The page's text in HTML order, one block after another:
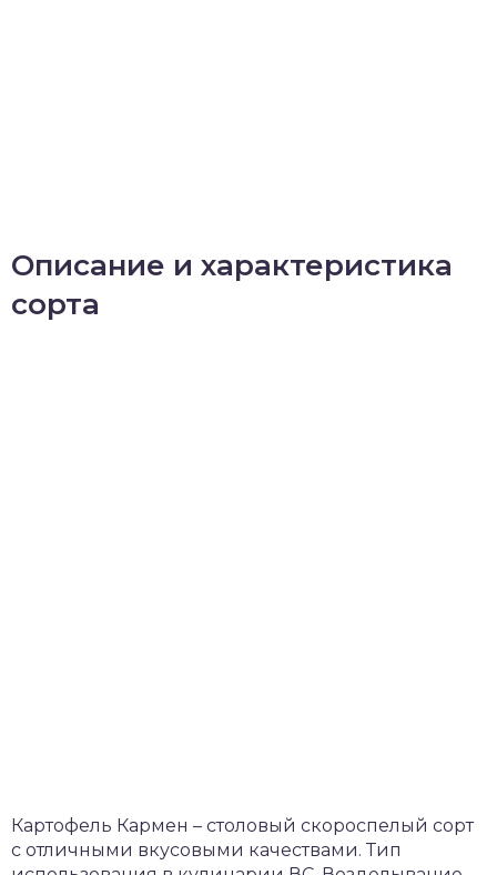
Описание и характеристика
сорта
Картофель Кармен – столовый скороспелый сорт
с отличными вкусовыми качествами. Тип